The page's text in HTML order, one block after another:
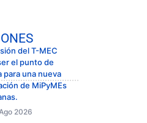
del T-MEC
el punto de
para una nueva
de MiPyMEs
2026